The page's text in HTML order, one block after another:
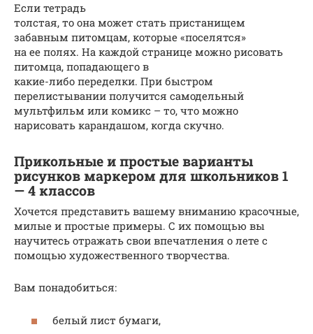
Если тетрадь
толстая, то она может стать пристанищем
забавным питомцам, которые «поселятся»
на ее полях. На каждой странице можно рисовать
питомца, попадающего в
какие-либо переделки. При быстром
перелистывании получится самодельный
мультфильм или комикс – то, что можно
нарисовать карандашом, когда скучно.
Прикольные и простые варианты
рисунков маркером для школьников 1
— 4 классов
Хочется представить вашему вниманию красочные,
милые и простые примеры. С их помощью вы
научитесь отражать свои впечатления о лете с
помощью художественного творчества.
Вам понадобиться:
белый лист бумаги,